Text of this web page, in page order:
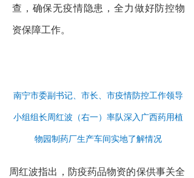
查，确保无疫情隐患，全力做好防控物
资保障工作。
南宁市委副书记、市长、市疫情防控工作领导
小组组长周红波（右一）率队深入广西药用植
物园制药厂生产车间实地了解情况
周红波指出，防疫药品物资的保供事关全